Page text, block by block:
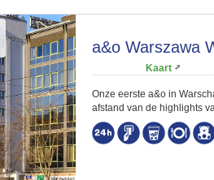
a&o Warszawa
Kaart
Onze eerste a&o in
afstand van de highlights